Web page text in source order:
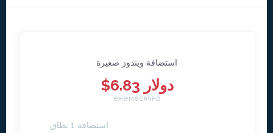
استضافة ويندوز صغيرة
$6.83 دولار
ежемесячно
استضافة 1 نطاق